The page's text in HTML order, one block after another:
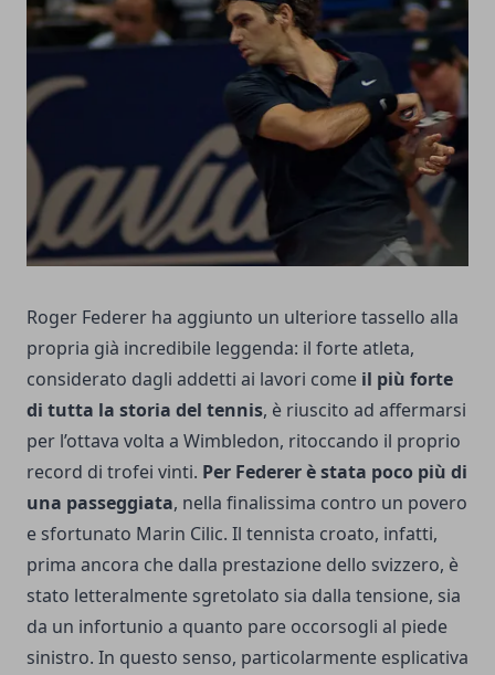
Roger Federer ha aggiunto un ulteriore tassello alla
propria già incredibile leggenda: il forte atleta,
considerato dagli addetti ai lavori come il più forte
di tutta la storia del tennis, è riuscito ad affermarsi
per l’ottava volta a Wimbledon, ritoccando il proprio
record di trofei vinti. Per Federer è stata poco più di
una passeggiata, nella finalissima contro un povero
e sfortunato Marin Cilic. Il tennista croato, infatti,
prima ancora che dalla prestazione dello svizzero, è
stato letteralmente sgretolato sia dalla tensione, sia
da un infortunio a quanto pare occorsogli al piede
sinistro. In questo senso, particolarmente esplicativa